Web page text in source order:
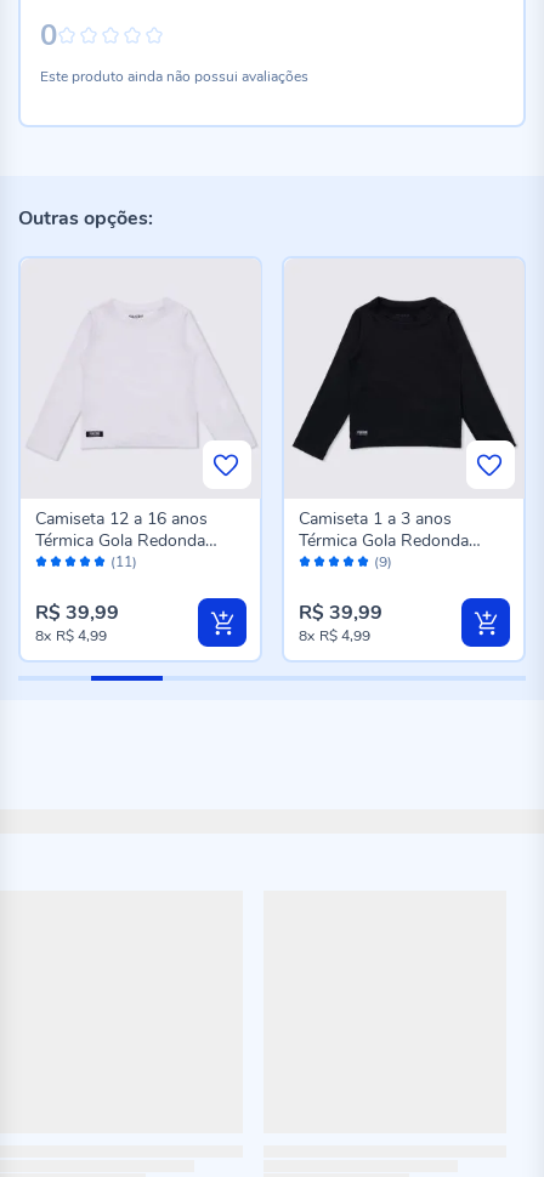
0
Este produto ainda não possui avaliações
Outras opções:
Avaliação: (11)
Camiseta 12 a 16 anos
Térmica Gola Redonda
Fakini Branco
R$ 39,99
8x R$ 4,99
Avaliação: (9)
Camiseta 1 a 3 anos
Térmica Gola Redonda
Fakini Preto
R$ 39,99
8x R$ 4,99